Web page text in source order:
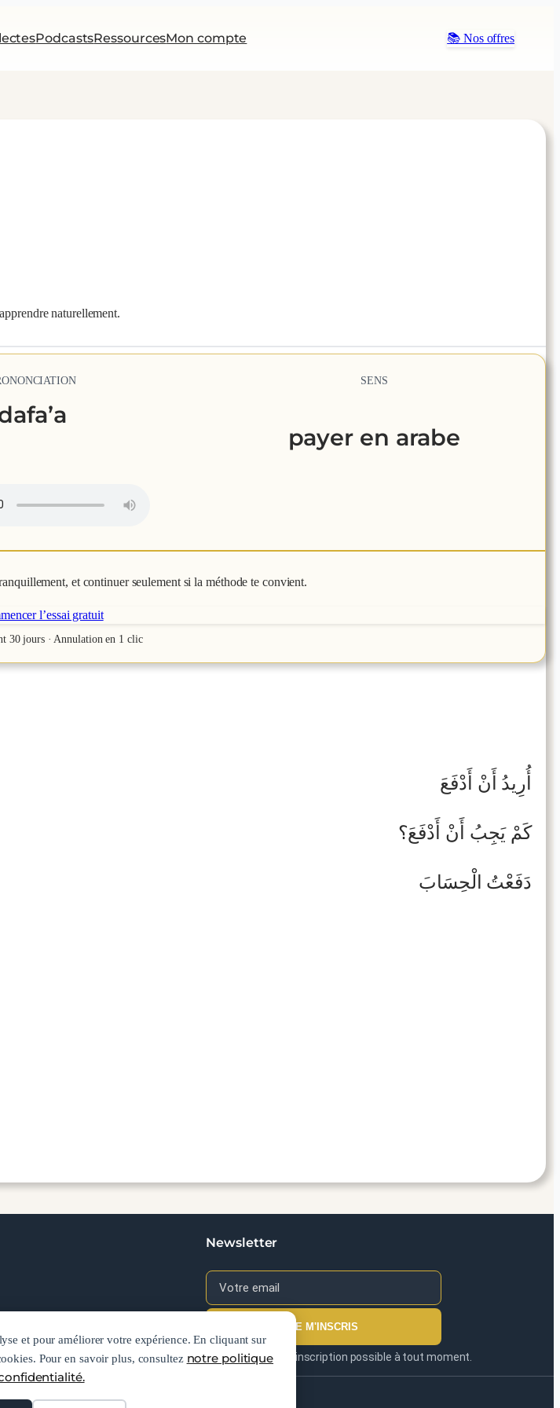
et pour améliorer votre expérience. En cliquant sur
Pour en savoir plus, consultez notre politique
PodcastsRessourcesMon compte 📚 Nos offres
naturellement.
SENS
payer en arabe
et continuer seulement si la méthode te convient.
l’essai gratuit
30 jours · Annulation en 1 clic
أُرِيدُ أَنْ أَدْفَعَ
كَمْ يَجِبُ أَنْ أَدْفَعَ؟
دَفَعْتُ الْحِسَابَ
Newsletter
JE M'INSCRIS
Pas de spam. Désinscription possible à tout moment.
GénéralesPolitique de confidentialité